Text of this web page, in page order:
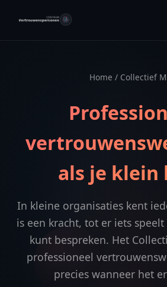
Home / Collectief
als je klein
In kleine organisaties kent
is een kracht, tot er iets
kunt bespreken. Het
professioneel
precies wanneer het